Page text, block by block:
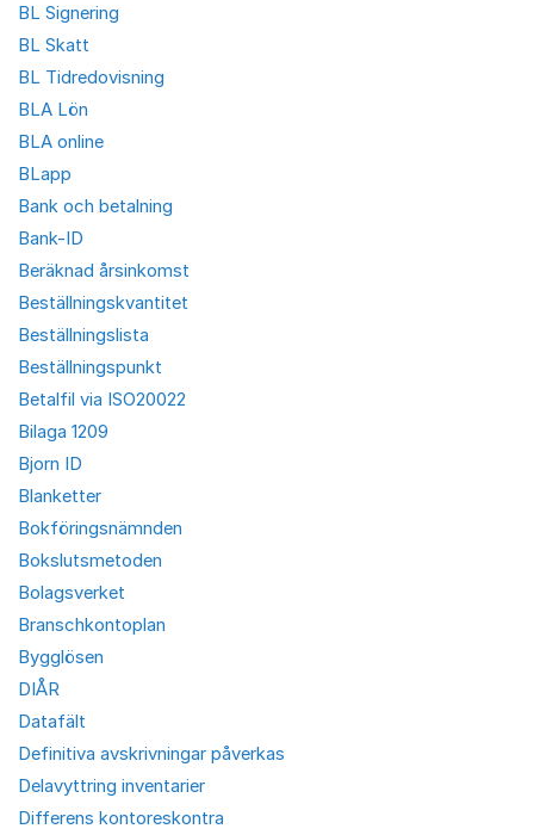
BL Signering
BL Skatt
BL Tidredovisning
BLA Lön
BLA online
BLapp
Bank och betalning
Bank-ID
Beräknad årsinkomst
Beställningskvantitet
Beställningslista
Beställningspunkt
Betalfil via ISO20022
Bilaga 1209
Bjorn ID
Blanketter
Bokföringsnämnden
Bokslutsmetoden
Bolagsverket
Branschkontoplan
Bygglösen
DIÅR
Datafält
Definitiva avskrivningar påverkas
Delavyttring inventarier
Differens kontoreskontra